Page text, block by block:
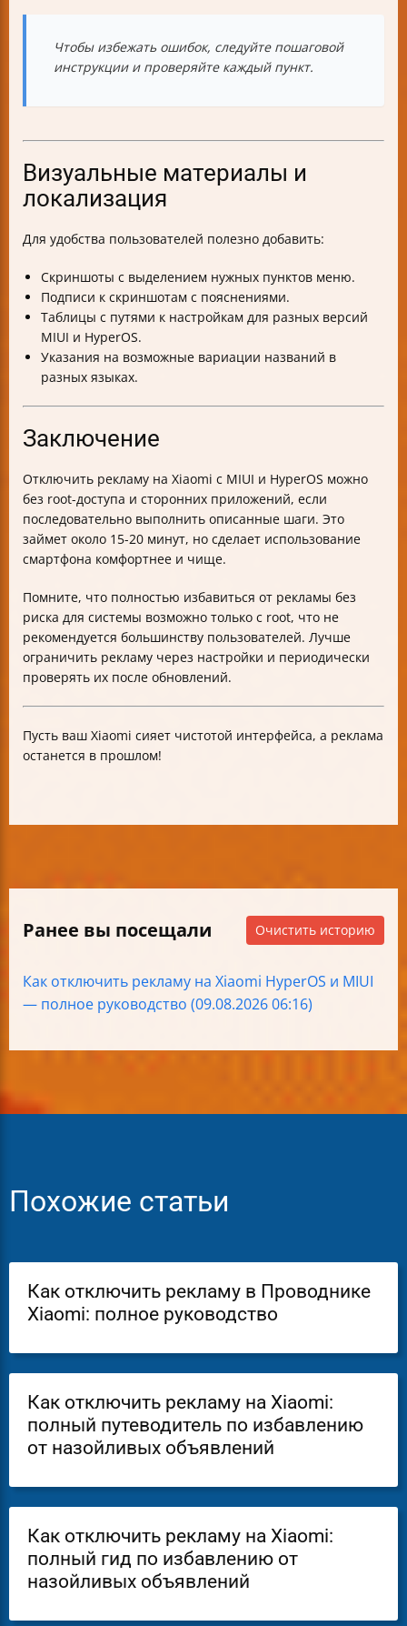
Чтобы избежать ошибок, следуйте пошаговой
инструкции и проверяйте каждый пункт.
Визуальные материалы и
локализация
Для удобства пользователей полезно добавить:
Скриншоты с выделением нужных пунктов меню.
Подписи к скриншотам с пояснениями.
Таблицы с путями к настройкам для разных версий
MIUI и HyperOS.
Указания на возможные вариации названий в
разных языках.
Заключение
Отключить рекламу на Xiaomi с MIUI и HyperOS можно
без root-доступа и сторонних приложений, если
последовательно выполнить описанные шаги. Это
займет около 15-20 минут, но сделает использование
смартфона комфортнее и чище.
Помните, что полностью избавиться от рекламы без
риска для системы возможно только с root, что не
рекомендуется большинству пользователей. Лучше
ограничить рекламу через настройки и периодически
проверять их после обновлений.
Пусть ваш Xiaomi сияет чистотой интерфейса, а реклама
останется в прошлом!
Ранее вы посещали Очистить историю
Как отключить рекламу на Xiaomi HyperOS и MIUI
— полное руководство (09.08.2026 06:16)
Похожие статьи
Как отключить рекламу в Проводнике
Xiaomi: полное руководство
Как отключить рекламу на Xiaomi:
полный путеводитель по избавлению
от назойливых объявлений
Как отключить рекламу на Xiaomi:
полный гид по избавлению от
назойливых объявлений